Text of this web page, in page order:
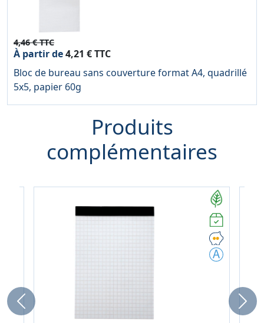
4,46 € TTC
À partir de4,21 € TTC
Bloc de bureau sans couverture format A4, quadrillé
5x5, papier 60g
Produits
complémentaires
Previous Next